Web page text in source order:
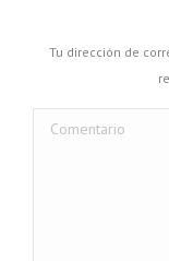
Tu dirección de
Comentario